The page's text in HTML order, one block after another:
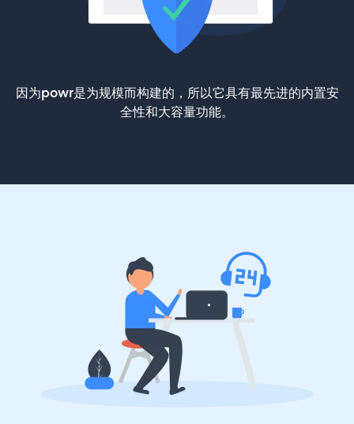
因为powr是为规模而构建的，所以它具有最先进的内置安
全性和大容量功能。